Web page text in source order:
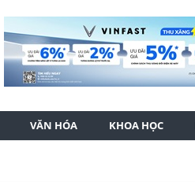
VĂN HÓA KHOA HỌC